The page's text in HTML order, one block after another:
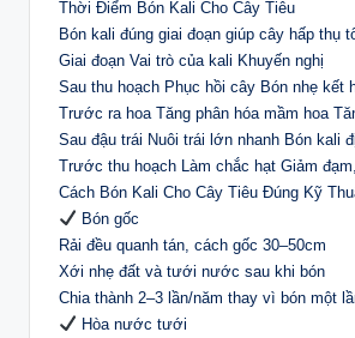
Thời Điểm Bón Kali Cho Cây Tiêu
Bón kali đúng giai đoạn giúp cây hấp thụ
Giai đoạn Vai trò của kali Khuyến nghị
Sau thu hoạch Phục hồi cây Bón nhẹ kết
Trước ra hoa Tăng phân hóa mầm hoa
Sau đậu trái Nuôi trái lớn nhanh Bón kali
Trước thu hoạch Làm chắc hạt Giảm
Cách Bón Kali Cho Cây Tiêu Đúng Kỹ
Bón gốc
Rải đều quanh tán, cách gốc 30–50cm
Xới nhẹ đất và tưới nước sau khi bón
Chia thành 2–3 lần/năm thay vì bón một
Hòa nước tưới